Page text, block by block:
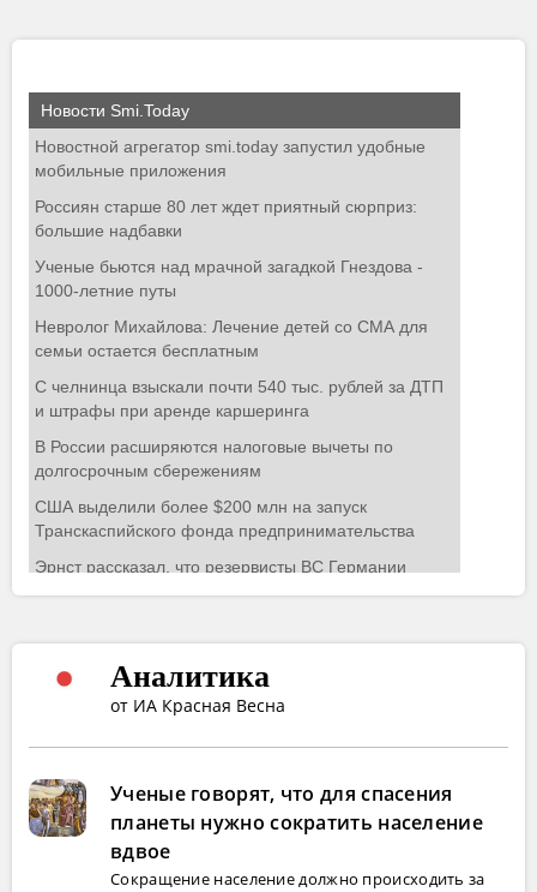
Аналитика
от ИА Красная Весна
Ученые говорят, что для спасения
планеты нужно сократить население
вдвое
Сокращение население должно происходить за